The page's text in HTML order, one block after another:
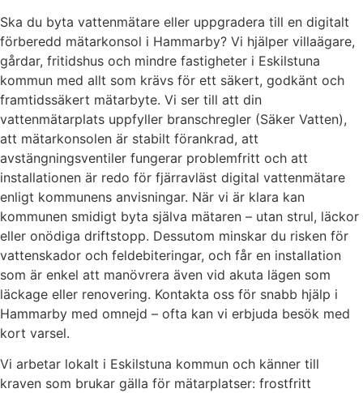
Ska du byta vattenmätare eller uppgradera till en digitalt
förberedd mätarkonsol i Hammarby? Vi hjälper villaägare,
gårdar, fritidshus och mindre fastigheter i Eskilstuna
kommun med allt som krävs för ett säkert, godkänt och
framtidssäkert mätarbyte. Vi ser till att din
vattenmätarplats uppfyller branschregler (Säker Vatten),
att mätarkonsolen är stabilt förankrad, att
avstängningsventiler fungerar problemfritt och att
installationen är redo för fjärravläst digital vattenmätare
enligt kommunens anvisningar. När vi är klara kan
kommunen smidigt byta själva mätaren – utan strul, läckor
eller onödiga driftstopp. Dessutom minskar du risken för
vattenskador och feldebiteringar, och får en installation
som är enkel att manövrera även vid akuta lägen som
läckage eller renovering. Kontakta oss för snabb hjälp i
Hammarby med omnejd – ofta kan vi erbjuda besök med
kort varsel.
Vi arbetar lokalt i Eskilstuna kommun och känner till
kraven som brukar gälla för mätarplatser: frostfritt